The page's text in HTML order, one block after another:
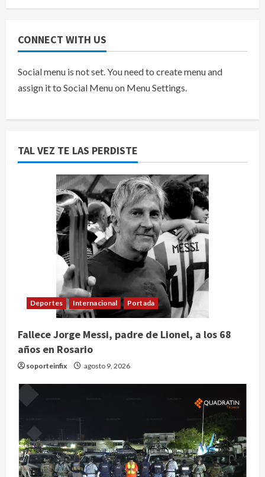
CONNECT WITH US
Social menu is not set. You need to create menu and
assign it to Social Menu on Menu Settings.
TAL VEZ TE LAS PERDISTE
Deportes Internacional Portada
Fallece Jorge Messi, padre de Lionel, a los 68
años en Rosario
soporteinfix agosto 9, 2026